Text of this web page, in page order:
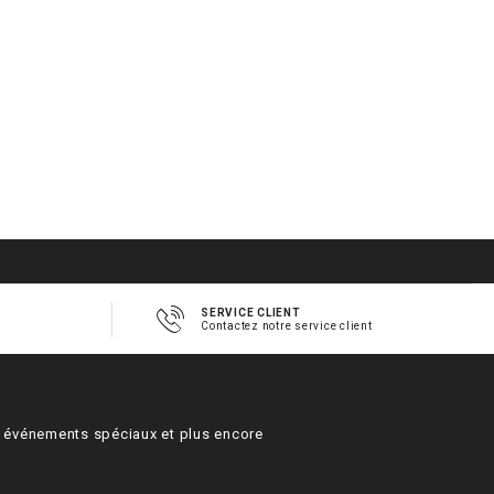
SERVICE CLIENT
Contactez notre service client
spéciaux et plus encore